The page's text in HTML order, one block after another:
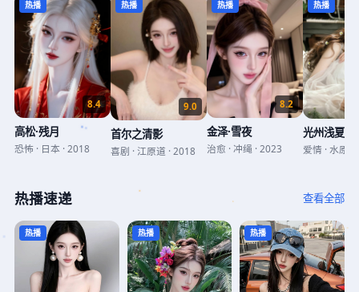
热播
8.4
高松·残月
恐怖· 日本 ·2018
热播
9.0
首尔之清影
喜剧 ·江原道 ·2018
热播
8.2
金泽·雪夜
治愈 ·冲绳·2023
热播
光州浅夏录
爱情·水原
热播速递 查看全部
热播 热播 热播